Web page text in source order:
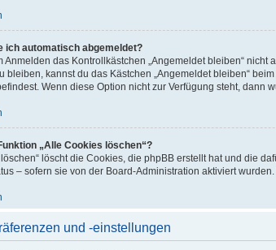
ich automatisch abgemeldet?
Anmelden das Kontrollkästchen „Angemeldet bleiben“
bleiben, kannst du das Kästchen „Angemeldet bleiben“
Wenn diese Option nicht zur Verfügung steht, dann
„Alle Cookies löschen“?
löschen“ löscht die Cookies, die phpBB erstellt hat und die
– sofern sie von der Board-Administration aktiviert
und -einstellungen